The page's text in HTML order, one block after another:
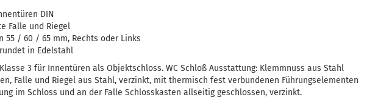
DIN
Falle und Riegel
55 / 60 / 65 mm, Rechts oder Links
in Edelstahl
3 für Innentüren als Objektschloss. WC Schloß Ausstattung: Klemmnuss aus Stahl
Falle und Riegel aus Stahl, verzinkt, mit thermisch fest verbundenen Führungselementen
im Schloss und an der Falle Schlosskasten allseitig geschlossen, verzinkt.